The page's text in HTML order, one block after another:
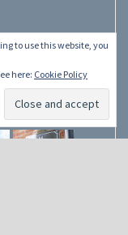
to use this website, you
here: Cookie Policy